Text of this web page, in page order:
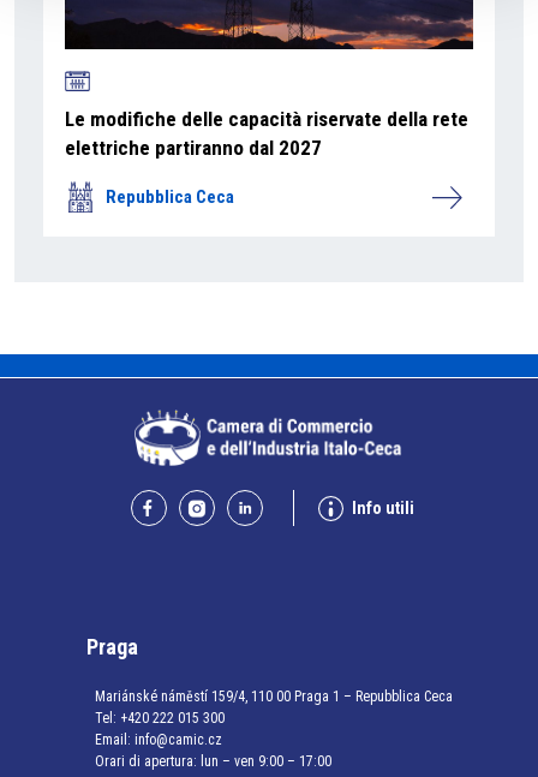
Le modifiche delle capacità riservate della rete
elettriche partiranno dal 2027
Repubblica Ceca
Info utili
Praga
Mariánské náměstí 159/4, 110 00 Praga 1 – Repubblica Ceca
Tel: +420 222 015 300
Email: info@camic.cz
Orari di apertura: lun – ven 9:00 – 17:00